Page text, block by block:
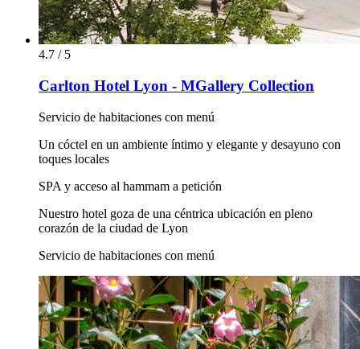
4.7 / 5
Carlton Hotel Lyon - MGallery Collection
Servicio de habitaciones con menú
Un cóctel en un ambiente íntimo y elegante y desayuno con
toques locales
SPA y acceso al hammam a petición
Nuestro hotel goza de una céntrica ubicación en pleno
corazón de la ciudad de Lyon
Servicio de habitaciones con menú